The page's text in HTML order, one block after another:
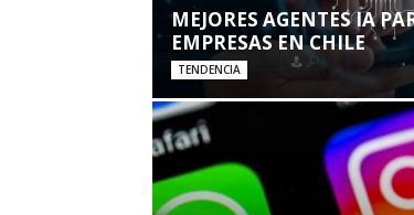
MEJORES AGENTES IA
EMPRESAS EN CHILE
TENDENCIA